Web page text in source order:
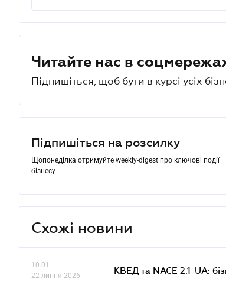
Читайте нас в
Підпишіться, щоб бути в курсі усіх
Підпишіться на розсилку
Щопонеділка отримуйте weekly-digest про ключові події
бізнесу
Схожі новини
10.01
22 липня 2026
КВЕД та NACE 2.1-UA: